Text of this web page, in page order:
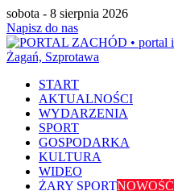
sobota - 8 sierpnia 2026
Napisz do nas
START
AKTUALNOŚCI
WYDARZENIA
SPORT
GOSPODARKA
KULTURA
WIDEO
ŻARY SPORTNOWOŚĆ